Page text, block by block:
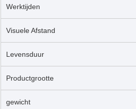
Werktijden
Visuele Afstand
Levensduur
Productgrootte
gewicht